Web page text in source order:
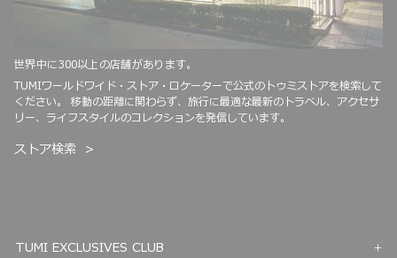
世界中に300以上の店舗があります。
TUMIワールドワイド・ストア・ロケーターで公式のトゥミストアを検索して
ください。 移動の距離に関わらず、旅行に最適な最新のトラベル、アクセサ
リー、ライフスタイルのコレクションを発信しています。
ストア検索
TUMI EXCLUSIVES CLUB